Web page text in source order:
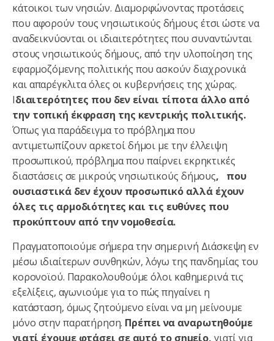
κάτοικοι των νησιών. Διαμορφώνοντας προτάσεις
που αφορούν τους νησιωτικούς δήμους έτσι ώστε να
αναδεικνύονται οι ιδιαιτερότητες που συναντώνται
στους νησιωτικούς δήμους, από την υλοποίηση της
εφαρμοζόμενης πολιτικής που ασκούν διαχρονικά
και απαρέγκλιτα όλες οι κυβερνήσεις της χώρας.
Ιδιαιτερότητες που δεν είναι τίποτα άλλο από
την τοπική έκφραση της κεντρικής πολιτικής.
Όπως για παράδειγμα το πρόβλημα που
αντιμετωπίζουν αρκετοί δήμοι με την έλλειψη
προσωπικού, πρόβλημα που παίρνει εκρηκτικές
διαστάσεις σε μικρούς νησιωτικούς δήμους, που
ουσιαστικά δεν έχουν προσωπικό αλλά έχουν
όλες τις αρμοδιότητες και τις ευθύνες που
προκύπτουν από την νομοθεσία.
Πραγματοποιούμε σήμερα την σημερινή Διάσκεψη εν
μέσω ιδιαίτερων συνθηκών, λόγω της πανδημίας του
κορονοϊού. Παρακολουθούμε όλοι καθημερινά τις
εξελίξεις, αγωνιούμε για το πώς πηγαίνει η
κατάσταση, όμως ζητούμενο είναι να μη μείνουμε
μόνο στην παρατήρηση. Πρέπει να αναρωτηθούμε
γιατί έχουμε φτάσει σε αυτό το σημείο, γιατί για